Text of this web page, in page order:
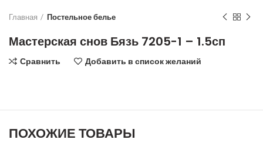
Главная Постельное белье
Мастерская снов Бязь 7205-1 – 1.5сп
Сравнить Добавить в список желаний
ПОХОЖИЕ ТОВАРЫ